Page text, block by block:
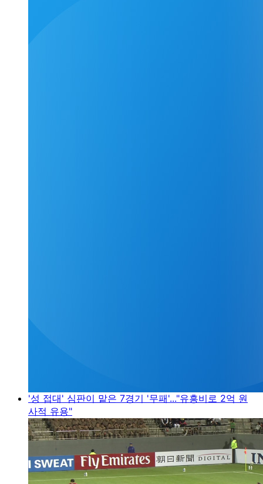
'성 접대' 심판이 맡은 7경기 '무패'..."유흥비로 2억 원
사적 유용"